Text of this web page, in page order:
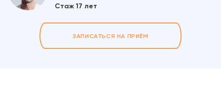
Стаж 17 лет
ЗАПИСАТЬСЯ НА ПРИЁМ